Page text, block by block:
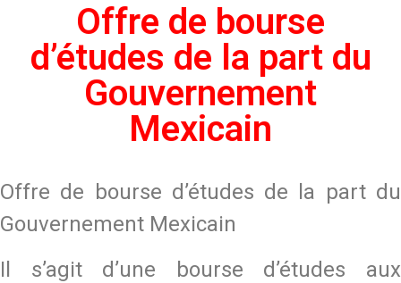
Offre de bourse
d’études de la part du
Gouvernement
Mexicain
Offre de bourse d’études de la part du
Gouvernement Mexicain
Il s’agit d’une bourse d’études aux